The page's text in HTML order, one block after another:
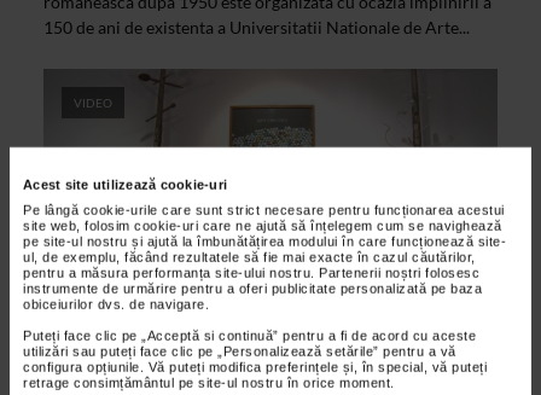
Acest site utilizează cookie-uri
Pe lângă cookie-urile care sunt strict necesare pentru funcționarea acestui
site web, folosim cookie-uri care ne ajută să înțelegem cum se navighează
pe site-ul nostru și ajută la îmbunătățirea modului în care funcționează site-
ul, de exemplu, făcând rezultatele să fie mai exacte în cazul căutărilor,
pentru a măsura performanța site-ului nostru. Partenerii noștri folosesc
instrumente de urmărire pentru a oferi publicitate personalizată pe baza
obiceiurilor dvs. de navigare.
Puteți face clic pe „Acceptă si continuă” pentru a fi de acord cu aceste
utilizări sau puteți face clic pe „Personalizează setările” pentru a vă
configura opțiunile. Vă puteți modifica preferințele și, în special, vă puteți
retrage consimțământul pe site-ul nostru în orice moment.
150 de ani de existenta a Universitatii Nationale de Arte...
VIDEO
CLIPA DE ARTA
Context romanesc de TEODOR GRAUR